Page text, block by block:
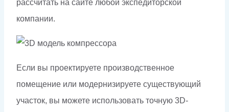
рассчитать на сайте любой экспедиторской
компании.
Если вы проектируете производственное
помещение или модернизируете существующий
участок, вы можете использовать точную 3D-